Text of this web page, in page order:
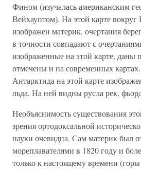
Фином (изучалась американским
Вейхауптом). На этой карте
изображен материк, очертания
в точности совпадают с
изображенные на этой карте, даны
отмечены и на современных
Антарктида на этой карте
льда. На ней видны русла рек,
Необъяснимость существования
зрения ортодоксальной
науки очевидна. Сам материк был
мореплавателями в 1820 году и
только к настоящему времени